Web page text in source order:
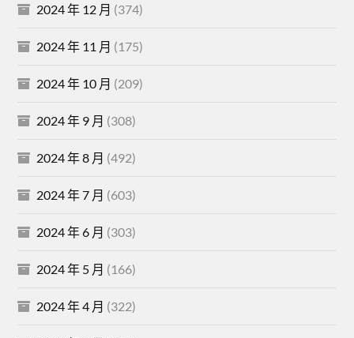
2024 年 12 月 (374)
2024 年 11 月 (175)
2024 年 10 月 (209)
2024 年 9 月 (308)
2024 年 8 月 (492)
2024 年 7 月 (603)
2024 年 6 月 (303)
2024 年 5 月 (166)
2024 年 4 月 (322)